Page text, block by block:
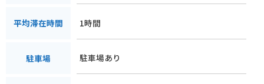
平均滞在時間 1時間
駐車場 駐車場あり